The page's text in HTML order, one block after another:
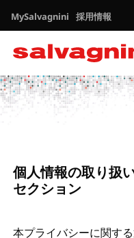
MySalvagnini 採用情報
プライバシー お問い合わせ
個人情報の取り扱
セクション
本プライバシーに関す